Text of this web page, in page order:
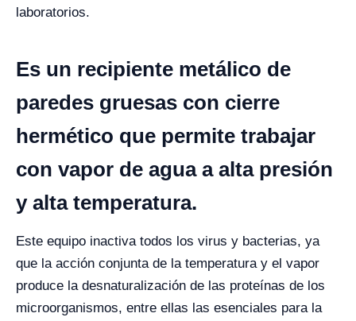
laboratorios.
Es un recipiente metálico de
paredes gruesas con cierre
hermético que permite trabajar
con vapor de agua a alta presión
y alta temperatura.
Este equipo inactiva todos los virus y bacterias, ya
que la acción conjunta de la temperatura y el vapor
produce la desnaturalización de las proteínas de los
microorganismos, entre ellas las esenciales para la